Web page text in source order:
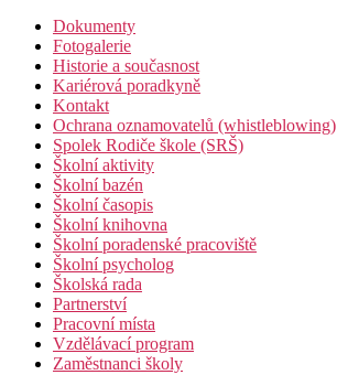
Dokumenty
Fotogalerie
Historie a současnost
Kariérová poradkyně
Kontakt
Ochrana oznamovatelů (whistleblowing)
Spolek Rodiče škole (SRŠ)
Školní aktivity
Školní bazén
Školní časopis
Školní knihovna
Školní poradenské pracoviště
Školní psycholog
Školská rada
Partnerství
Pracovní místa
Vzdělávací program
Zaměstnanci školy